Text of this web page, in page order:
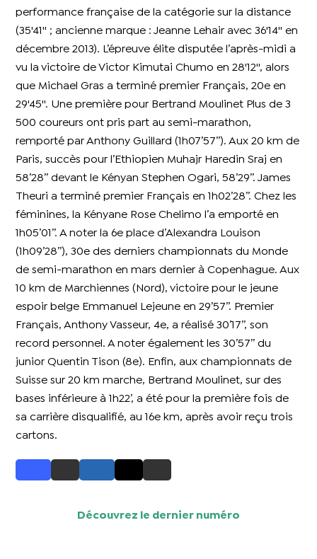
performance française de la catégorie sur la distance
(35'41'' ; ancienne marque : Jeanne Lehair avec 36'14'' en
décembre 2013). L’épreuve élite disputée l’après-midi a
vu la victoire de Victor Kimutai Chumo en 28'12'', alors
que Michael Gras a terminé premier Français, 20e en
29'45''. Une première pour Bertrand Moulinet Plus de 3
500 coureurs ont pris part au semi-marathon,
remporté par Anthony Guillard (1h07’57’’). Aux 20 km de
Paris, succès pour l’Ethiopien Muhajr Haredin Sraj en
58’28’’ devant le Kényan Stephen Ogari, 58’29’’. James
Theuri a terminé premier Français en 1h02’28’’. Chez les
féminines, la Kényane Rose Chelimo l’a emporté en
1h05’01’’. A noter la 6e place d’Alexandra Louison
(1h09’28’’), 30e des derniers championnats du Monde
de semi-marathon en mars dernier à Copenhague. Aux
10 km de Marchiennes (Nord), victoire pour le jeune
espoir belge Emmanuel Lejeune en 29’57’’. Premier
Français, Anthony Vasseur, 4e, a réalisé 30’17’’, son
record personnel. A noter également les 30’57’’ du
junior Quentin Tison (8e). Enfin, aux championnats de
Suisse sur 20 km marche, Bertrand Moulinet, sur des
bases inférieure à 1h22’, a été pour la première fois de
sa carrière disqualifié, au 16e km, après avoir reçu trois
cartons.
Découvrez le dernier numéro